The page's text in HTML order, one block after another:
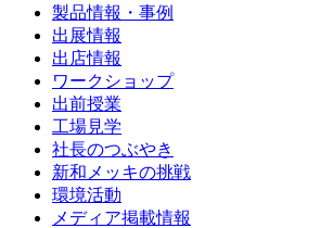
製品情報・事例
出展情報
出店情報
ワークショップ
出前授業
工場見学
社長のつぶやき
新和メッキの挑戦
環境活動
メディア掲載情報